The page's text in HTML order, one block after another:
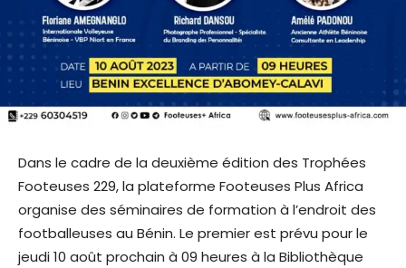
Dans le cadre de la deuxième édition des Trophées
Footeuses 229, la plateforme Footeuses Plus Africa
organise des séminaires de formation à l’endroit des
footballeuses au Bénin. Le premier est prévu pour le
jeudi 10 août prochain à 09 heures à la Bibliothèque